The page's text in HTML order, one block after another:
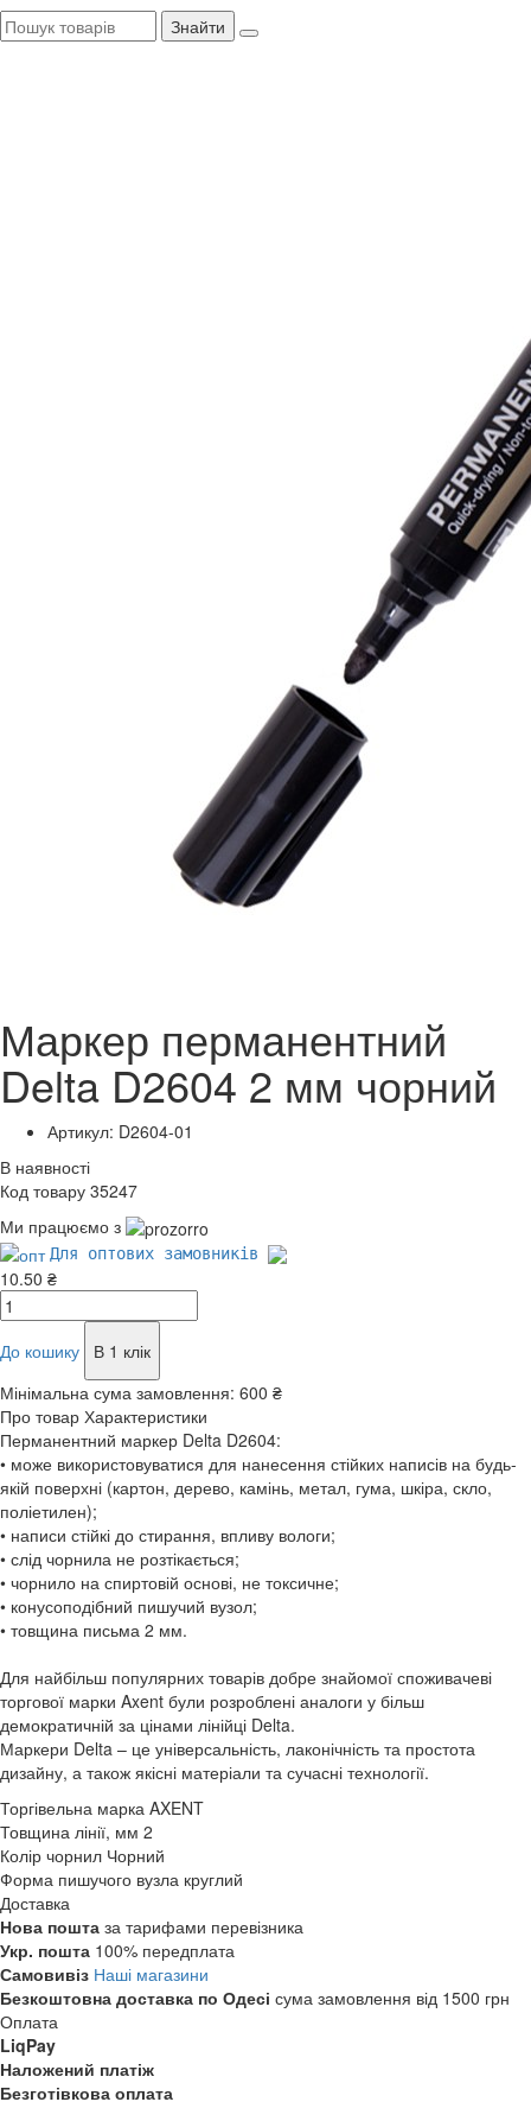
Знайти
Маркер перманентний
Delta D2604 2 мм чорний
Артикул: D2604-01
В наявності
Код товару 35247
Ми працюємо з
Для оптових замовників
10.50 ₴
До кошику
В 1 клік
Мінімальна сума замовлення: 600 ₴
Про товар Характеристики
Перманентний маркер Delta D2604:
• може використовуватися для нанесення стійких написів на будь-
якій поверхні (картон, дерево, камінь, метал, гума, шкіра, скло,
поліетилен);
• написи стійкі до стирання, впливу вологи;
• слід чорнила не розтікається;
• чорнило на спиртовій основі, не токсичне;
• конусоподібний пишучий вузол;
• товщина письма 2 мм.
Для найбільш популярних товарів добре знайомої споживачеві
торгової марки Axent були розроблені аналоги у більш
демократичній за цінами лінійці Delta.
Маркери Delta – це універсальність, лаконічність та простота
дизайну, а також якісні матеріали та сучасні технології.
Торгівельна марка AXENT
Товщина лінії, мм 2
Колір чорнил Чорний
Форма пишучого вузла круглий
Доставка
Нова пошта за тарифами перевізника
Укр. пошта 100% передплата
Самовивіз Наші магазини
Безкоштовна доставка по Одесі сума замовлення від 1500 грн
Оплата
LiqPay
Наложений платіж
Безготівкова оплата